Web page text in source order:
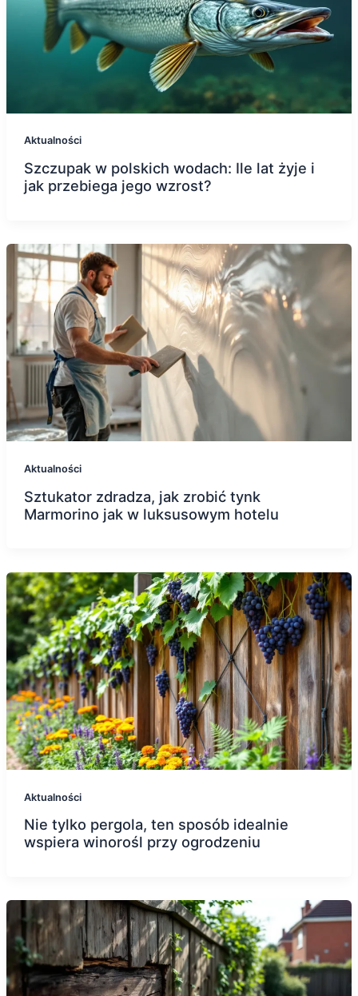
Aktualności
Szczupak w polskich wodach: Ile lat żyje i
jak przebiega jego wzrost?
Aktualności
Sztukator zdradza, jak zrobić tynk
Marmorino jak w luksusowym hotelu
Aktualności
Nie tylko pergola, ten sposób idealnie
wspiera winorośl przy ogrodzeniu